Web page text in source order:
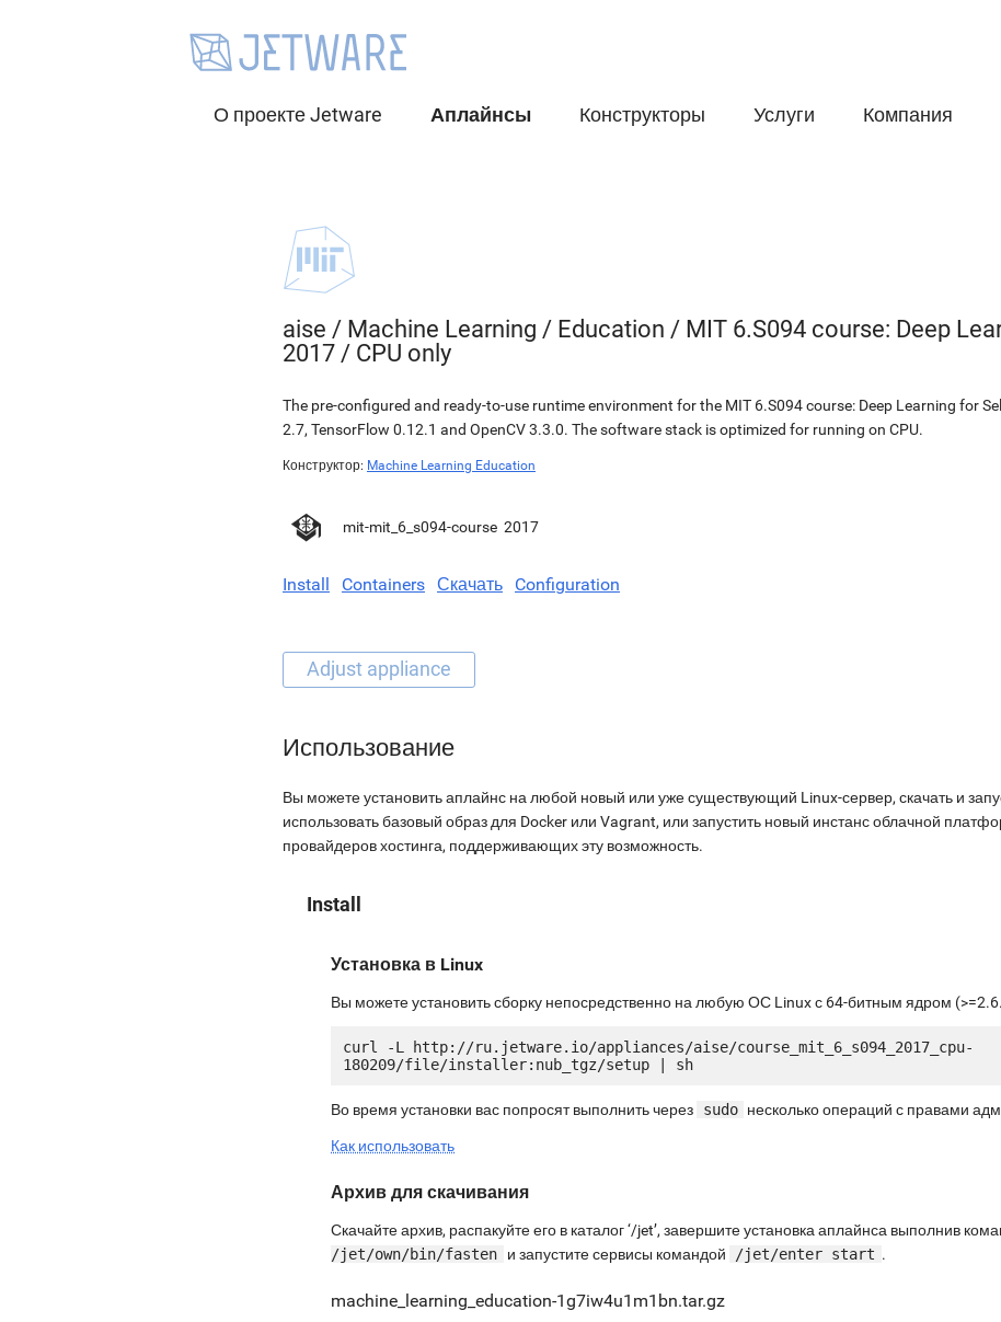
О проекте Jetware Аплайнсы Конструкторы Услуги Компания
aise / Machine Learning / Education / MIT 6.S094 course: Deep
2017 / CPU only
The pre-configured and ready-to-use runtime environment for the MIT 6.S094 course: Deep Learning for
2.7, TensorFlow 0.12.1 and OpenCV 3.3.0. The software stack is optimized for running on CPU.
Конструктор: Machine Learning Education
mit-mit_6_s094-course 2017
Install Containers Скачать Configuration
Использование
Вы можете установить аплайнс на любой новый или уже существующий Linux-сервер, скачать и
использовать базовый образ для Docker или Vagrant, или запустить новый инстанс облачной
провайдеров хостинга, поддерживающих эту возможность.
Install
Установка в Linux
Вы можете установить сборку непосредственно на любую ОС Linux с 64-битным ядром
curl -L http://ru.jetware.io/appliances/aise/course_mit_6_s094_2017_cpu-
Во время установки вас попросят выполнить через sudo несколько операций с правами
Как использовать
Архив для скачивания
Скачайте архив, распакуйте его в каталог ‘/jet’, завершите установка аплайнса выполнив
/jet/own/bin/fasten
и запустите сервисы командой /jet/enter start .
machine_learning_education-1g7iw4u1m1bn.tar.gz